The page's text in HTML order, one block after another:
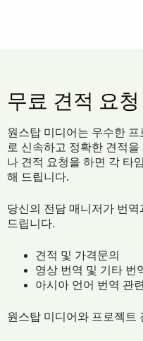
무료 견적 요청
원스탑 미디어는 우수한
로 신속하고 정확한 견적
나 견적 요청을 하면 각 타
해 드립니다.
당신의 전담 매니저가 번
드립니다.
견적 및 가격문의
영상 번역 및 기타 번
아시아 언어 번역 관
원스탑 미디어와 프로젝트